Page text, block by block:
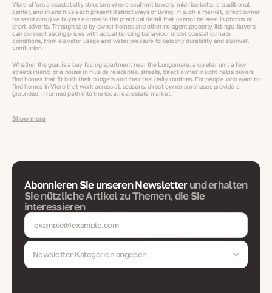
Vlore offers a coastal city structure where seafront towers, mid rise belts, a traditional
center, and inland hills each present distinct ways of living. In such a market, direct owner
transactions give buyers access to the practical detail that cannot be seen in photos or
short adverts. Through sale by owner homes and other no agent property listings, buyers
can connect asking prices with actual building behaviour under coastal climate
conditions, from elevator usage and water pressure to balcony durability and stairwell
ventilation.
Whether the goal is a bay facing apartment near the Lungomare, a quieter unit a few
streets inland, or a house in hillside residential streets, direct owner insight helps buyers
find homes that fit both their budgets and their real daily routines. For people who want to
find homes in Vlore that work across all seasons, direct owner purchases provide a
grounded, informed path into the local real estate market.
Show more
Abonnieren Sie unseren Newsletterund erhalten
Sie nützliche Artikel zu Themen, die Sie
interessieren
Newsletter-Kategorien angeben